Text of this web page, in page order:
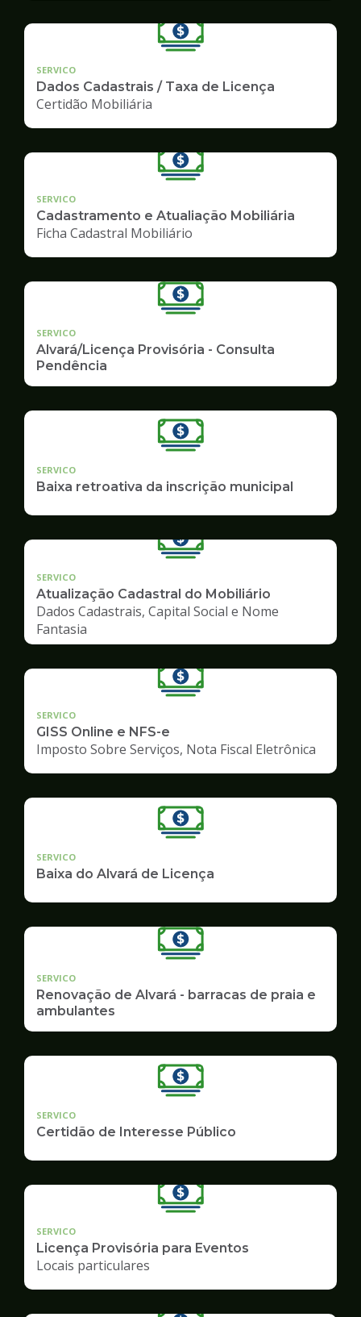
SERVICO
Dados Cadastrais / Taxa de Licença
Certidão Mobiliária
SERVICO
Cadastramento e Atualiação Mobiliária
Ficha Cadastral Mobiliário
SERVICO
Alvará/Licença Provisória - Consulta
Pendência
SERVICO
Baixa retroativa da inscrição municipal
SERVICO
Atualização Cadastral do Mobiliário
Dados Cadastrais, Capital Social e Nome
Fantasia
SERVICO
GISS Online e NFS-e
Imposto Sobre Serviços, Nota Fiscal Eletrônica
SERVICO
Baixa do Alvará de Licença
SERVICO
Renovação de Alvará - barracas de praia e
ambulantes
SERVICO
Certidão de Interesse Público
SERVICO
Licença Provisória para Eventos
Locais particulares